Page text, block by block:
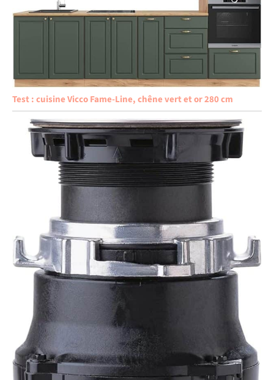
Test : cuisine Vicco Fame-Line, chêne vert et or 280 cm